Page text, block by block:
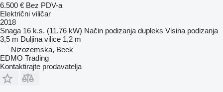
6.500 € Bez PDV-a
Električni viličar
2018
Snaga 16 k.s. (11.76 kW) Način podizanja dupleks Visina podizanja
3,5 m Duljina vilice 1,2 m
Nizozemska, Beek
EDMO Trading
Kontaktirajte prodavatelja